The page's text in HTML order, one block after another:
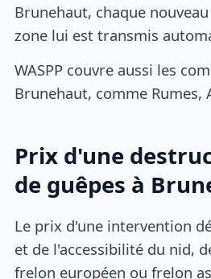
Brunehaut, chaque
zone lui est transmis
WASPP couvre aussi les
Brunehaut, comme Rumes,
Prix d'une
de guêpes à
Le prix d'une intervention
et de l'accessibilité du nid,
frelon européen ou frelon